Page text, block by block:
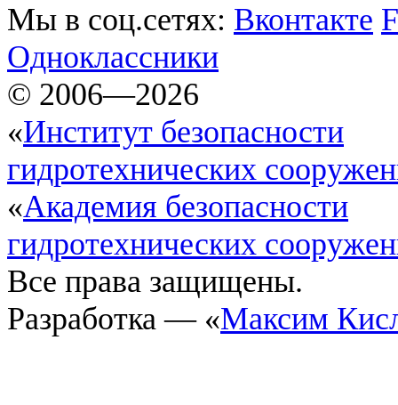
Мы в соц.сетях: Вконтакте
Одноклассники
© 2006—2026
«Институт безопасности
гидротехнических
«Академия безопасности
гидротехнических
Все права защищены.
Разработка — «Максим